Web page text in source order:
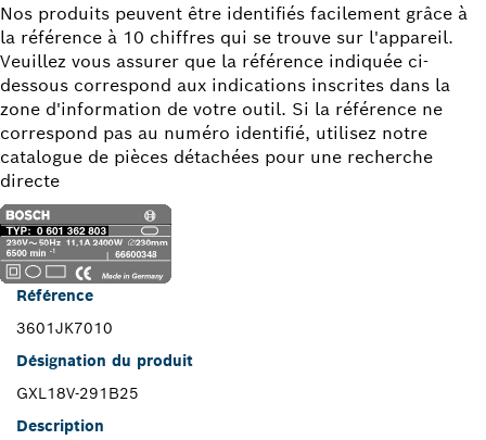
Nos produits peuvent être identifiés facilement grâce à
la référence à 10 chiffres qui se trouve sur l'appareil.
Veuillez vous assurer que la référence indiquée ci-
dessous correspond aux indications inscrites dans la
zone d'information de votre outil. Si la référence ne
correspond pas au numéro identifié, utilisez notre
catalogue de pièces détachées pour une recherche
directe
Référence
3601JK7010
Désignation du produit
GXL18V-291B25
Description